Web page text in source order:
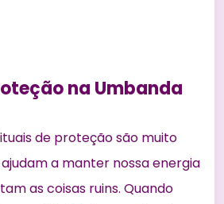
na Umbanda
de proteção são muito
a manter nossa energia
as coisas ruins. Quando